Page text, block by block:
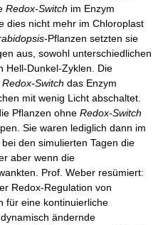
Redox-Switch im Enzym
dies nicht mehr im Chloroplast
-Pflanzen setzten sie
aus, sowohl unterschiedlichen
Hell-Dunkel-Zyklen. Die
Redox-Switch das Enzym
mit wenig Licht abschaltet.
Pflanzen ohne Redox-Switch
Sie waren lediglich dann im
den simulierten Tagen die
aber wenn die
Prof. Weber resümiert:
Redox-Regulation von
für eine kontinuierliche
ändernde